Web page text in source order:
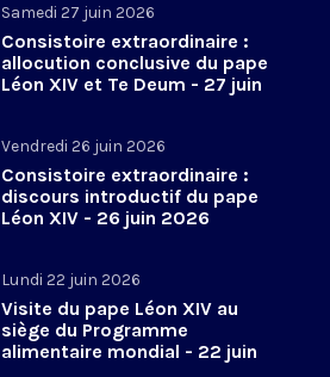
Samedi 27 juin 2026
Consistoire extraordinaire :
allocution conclusive du pape
Léon XIV et Te Deum - 27 juin
Vendredi 26 juin 2026
Consistoire extraordinaire :
discours introductif du pape
Léon XIV - 26 juin 2026
Lundi 22 juin 2026
Visite du pape Léon XIV au
siège du Programme
alimentaire mondial - 22 juin